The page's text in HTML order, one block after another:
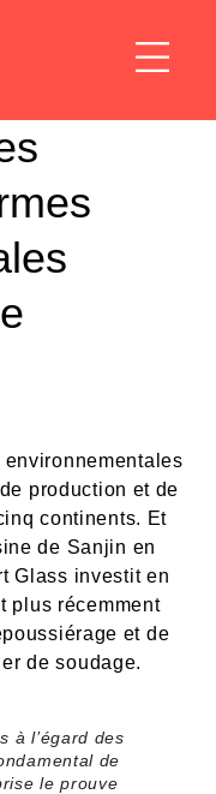
production et de
continents. Et
de Sanjin en
Glass investit en
plus récemment
et de
de soudage.
à l’égard des
de
le prouve